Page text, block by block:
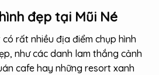
đẹp tại Mũi Né
có rất nhiều địa điểm chụp hình
như các danh lam thắng cảnh
cafe hay những resort xanh